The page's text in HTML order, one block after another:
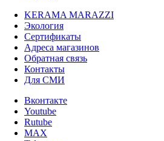
KERAMA MARAZZI
Экология
Сертификаты
Адреса магазинов
Обратная связь
Контакты
Для СМИ
Вконтакте
Youtube
Rutube
MAX